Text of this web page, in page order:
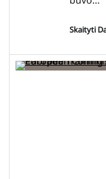
Skaityti